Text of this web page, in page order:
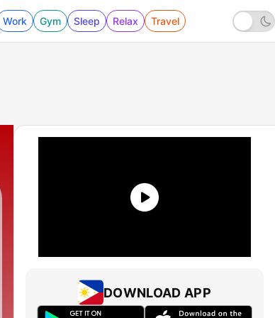
Work Gym Sleep Relax Travel
DOWNLOAD APP